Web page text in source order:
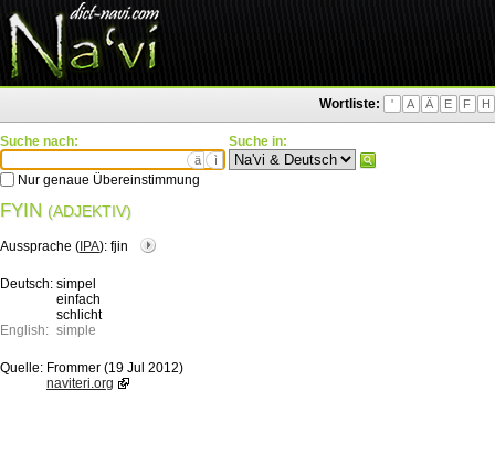
Wortliste: ' A Ä E F H
Suche nach:
ä ì
Nur genaue Übereinstimmung
Suche in:
FYIN (ADJEKTIV)
Aussprache ( IPA): fjin
Deutsch: simpel
einfach
schlicht
English: simple
Quelle: Frommer (19 Jul 2012)
naviteri.org